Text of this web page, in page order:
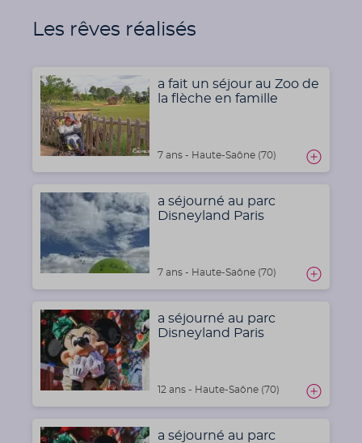
Les rêves réalisés
a fait un séjour au Zoo de
la flèche en famille
7 ans - Haute-Saône (70)
a séjourné au parc
Disneyland Paris
7 ans - Haute-Saône (70)
a séjourné au parc
Disneyland Paris
12 ans - Haute-Saône (70)
a séjourné au parc